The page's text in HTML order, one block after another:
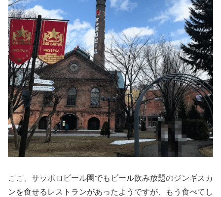
ここ、サッポロビール園でもビール飲み放題のジンギスカ
ンを食せるレストランがあったようですが、もう食べてし